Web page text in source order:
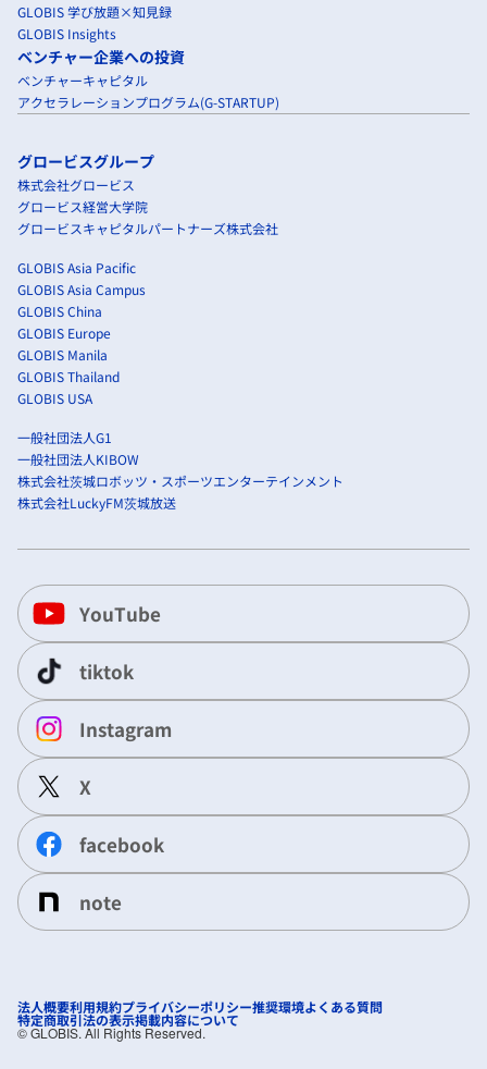
GLOBIS 学び放題×知見録
GLOBIS Insights
ベンチャー企業への投資
ベンチャーキャピタル
アクセラレーションプログラム(G-STARTUP)
グロービスグループ
株式会社グロービス
グロービス経営大学院
グロービスキャピタルパートナーズ株式会社
GLOBIS Asia Pacific
GLOBIS Asia Campus
GLOBIS China
GLOBIS Europe
GLOBIS Manila
GLOBIS Thailand
GLOBIS USA
一般社団法人G1
一般社団法人KIBOW
株式会社茨城ロボッツ・スポーツエンターテインメント
株式会社LuckyFM茨城放送
YouTube
tiktok
Instagram
X
facebook
note
法人概要利用規約プライバシーポリシー推奨環境よくある質問
特定商取引法の表示掲載内容について
©︎ GLOBIS. All Rights Reserved.